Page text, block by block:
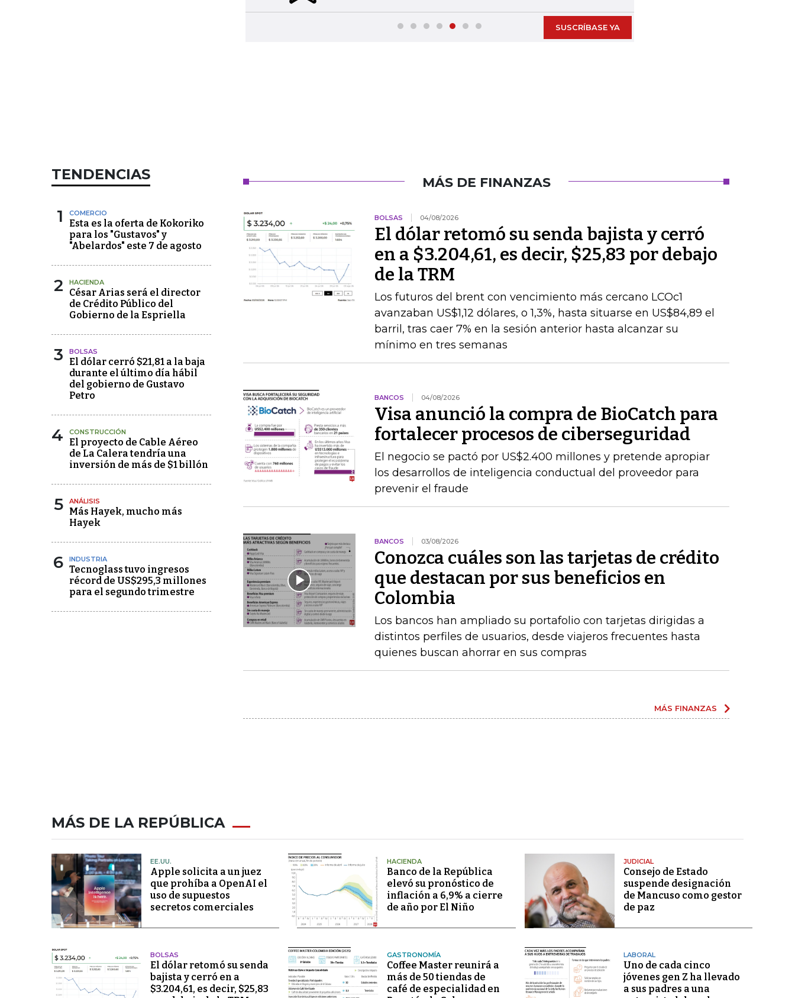
SUSCRÍBASE YA
TENDENCIAS
1 COMERCIO
Esta es la oferta de Kokoriko
para los "Gustavos" y
"Abelardos" este 7 de agosto
2 HACIENDA
César Arias será el director
de Crédito Público del
Gobierno de la Espriella
3 BOLSAS
El dólar cerró $21,81 a la baja
durante el último día hábil
del gobierno de Gustavo
Petro
4 CONSTRUCCIÓN
El proyecto de Cable Aéreo
de La Calera tendría una
inversión de más de $1 billón
5 ANÁLISIS
Más Hayek, mucho más
Hayek
6 INDUSTRIA
Tecnoglass tuvo ingresos
récord de US$295,3 millones
para el segundo trimestre
MÁS DE FINANZAS
BOLSAS 04/08/2026
El dólar retomó su senda bajista y cerró
en a $3.204,61, es decir, $25,83 por debajo
de la TRM
Los futuros del brent con vencimiento más cercano LCOc1
avanzaban US$1,12 dólares, o 1,3%, hasta situarse en US$84,89 el
barril, tras caer 7% en la sesión anterior hasta alcanzar su
mínimo en tres semanas
BANCOS 04/08/2026
Visa anunció la compra de BioCatch para
fortalecer procesos de ciberseguridad
El negocio se pactó por US$2.400 millones y pretende apropiar
los desarrollos de inteligencia conductual del proveedor para
prevenir el fraude
BANCOS 03/08/2026
Conozca cuáles son las tarjetas de crédito
que destacan por sus beneficios en
Colombia
Los bancos han ampliado su portafolio con tarjetas dirigidas a
distintos perfiles de usuarios, desde viajeros frecuentes hasta
quienes buscan ahorrar en sus compras
MÁS FINANZAS
MÁS DE LA REPÚBLICA
EE.UU.
Apple solicita a un juez
que prohíba a OpenAI el
uso de supuestos
secretos comerciales
HACIENDA
Banco de la República
elevó su pronóstico de
inflación a 6,9% a cierre
de año por El Niño
JUDICIAL
Consejo de Estado
suspende designación
de Mancuso como gestor
de paz
BOLSAS
El dólar retomó su senda
bajista y cerró en a
$3.204,61, es decir, $25,83
GASTRONOMÍA
Coffee Master reunirá a
más de 50 tiendas de
café de especialidad en
LABORAL
Uno de cada cinco
jóvenes gen Z ha llevado
a sus padres a una